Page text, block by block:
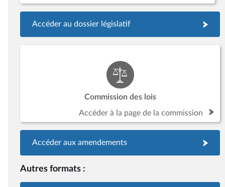
Accéder au dossier législatif
Commission des lois
Accéder à la page de la commission
Accéder aux amendements
Autres formats :